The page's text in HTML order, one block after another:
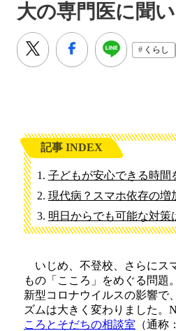
大の専門医に聞
くらし
記事 INDEX
子どもが安心できる時間
現代病？スマホ依存の増
明日からでも可能な対策
いじめ、不登校、さらにス
もの「こころ」をめぐる問題
新型コロナウイルスの影響で
ズムは大きく変わりました。
ころとそだちの相談室 （通称